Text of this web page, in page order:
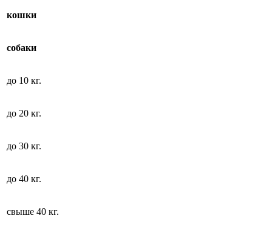
кошки
собаки
до 10 кг.
до 20 кг.
до 30 кг.
до 40 кг.
свыше 40 кг.